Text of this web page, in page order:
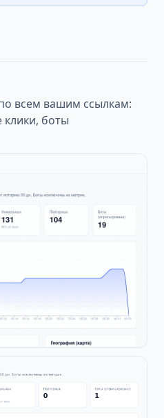
всем вашим ссылкам:
боты